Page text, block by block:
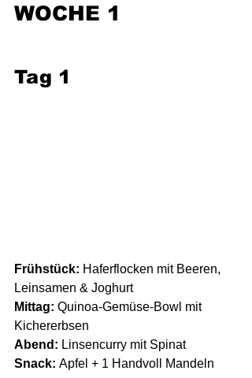
WOCHE 1
Tag 1
Frühstück: Haferflocken mit Beeren,
Leinsamen & Joghurt
Mittag: Quinoa-Gemüse-Bowl mit
Kichererbsen
Abend: Linsencurry mit Spinat
Snack: Apfel + 1 Handvoll Mandeln